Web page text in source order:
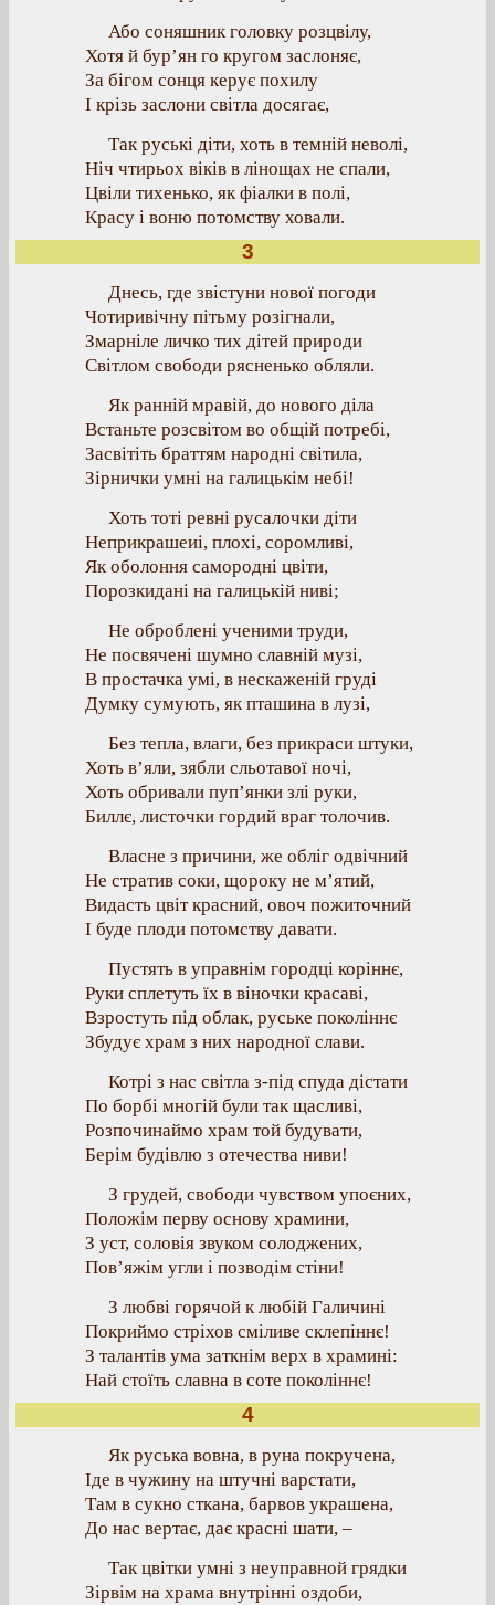
Або соняшник головку розцвілу,
Хотя й бур’ян го кругом заслоняє,
За бігом сонця керує похилу
І крізь заслони світла досягає,
Так руські діти, хоть в темній неволі,
Ніч чтирьох віків в лінощах не спали,
Цвіли тихенько, як фіалки в полі,
Красу і воню потомству ховали.
3
Днесь, где звістуни нової погоди
Чотиривічну пітьму розігнали,
Змарніле личко тих дітей природи
Світлом свободи рясненько обляли.
Як ранній мравій, до нового діла
Встаньте розсвітом во общій потребі,
Засвітіть браттям народні світила,
Зірнички умні на галицькім небі!
Хоть тоті ревні русалочки діти
Неприкрашеиі, плохі, соромливі,
Як оболоння самородні цвіти,
Порозкидані на галицькій ниві;
Не оброблені ученими труди,
Не посвячені шумно славній музі,
В простачка умі, в нескаженій груді
Думку сумують, як пташина в лузі,
Без тепла, влаги, без прикраси штуки,
Хоть в’яли, зябли сльотавої ночі,
Хоть обривали пуп’янки злі руки,
Биллє, листочки гордий враг толочив.
Власне з причини, же обліг одвічний
Не стратив соки, щороку не м’ятий,
Видасть цвіт красний, овоч пожиточний
І буде плоди потомству давати.
Пустять в управнім городці коріннє,
Руки сплетуть їх в віночки красаві,
Взростуть під облак, руське поколіннє
Збудує храм з них народної слави.
Котрі з нас світла з-під спуда дістати
По борбі многій були так щасливі,
Розпочинаймо храм той будувати,
Берім будівлю з отечества ниви!
З грудей, свободи чувством упоєних,
Положім перву основу храмини,
З уст, соловія звуком солоджених,
Пов’яжім угли і позводім стіни!
З любві горячой к любій Галичині
Покриймо стріхов сміливе склепіннє!
З талантів ума заткнім верх в храмині:
Най стоїть славна в соте поколіннє!
4
Як руська вовна, в руна покручена,
Іде в чужину на штучні варстати,
Там в сукно сткана, барвов украшена,
До нас вертає, дає красні шати, –
Так цвітки умні з неуправной грядки
Зірвім на храма внутрінні оздоби,